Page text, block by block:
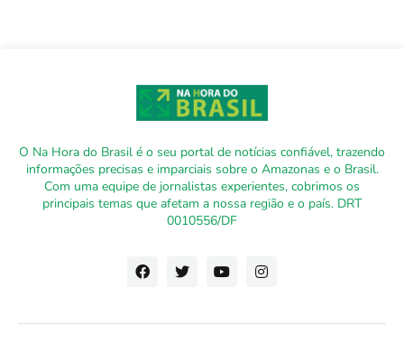
O Na Hora do Brasil é o seu portal de notícias confiável, trazendo
informações precisas e imparciais sobre o Amazonas e o Brasil.
Com uma equipe de jornalistas experientes, cobrimos os
principais temas que afetam a nossa região e o país. DRT
0010556/DF